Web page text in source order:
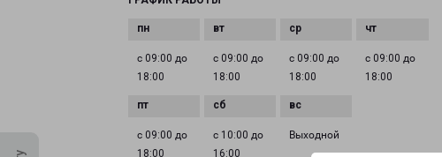
с 09:00 до
18:00
с 09:00 до
18:00
с 09:00 до
18:00
с 09:00 до
18:00
с 09:00 до
18:00
с 10:00 до
16:00
Выходной